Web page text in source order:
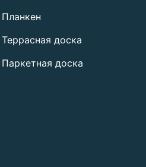
Планкен
Террасная доска
Паркетная доска